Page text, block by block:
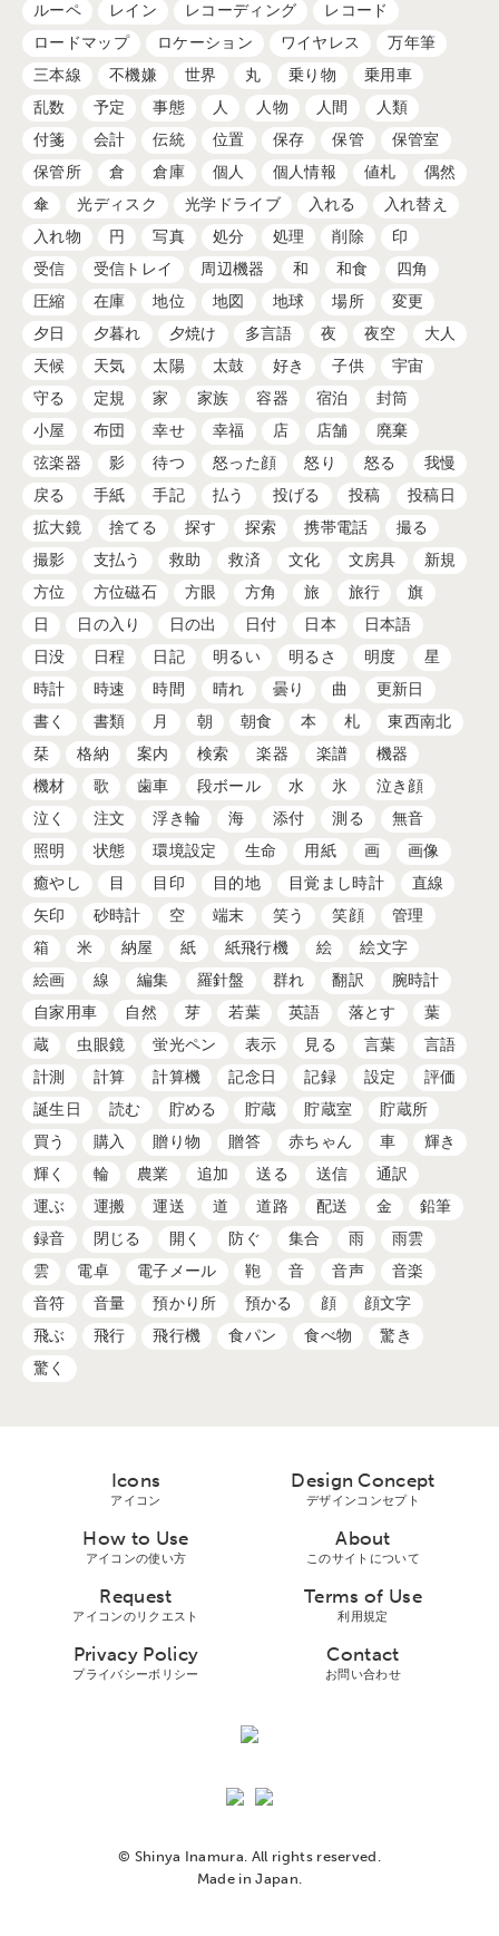
ルーペ
レイン レコーディング
レコード
ロードマップ
ロケーション ワイヤレス
万年筆
三本線
不機嫌 世界 丸 乗り物
乗用車
乱数
予定 事態 人 人物 人間
人類
付箋
会計 伝統 位置 保存 保管
保管室
保管所
倉 倉庫 個人 個人情報 値札
偶然
傘
光ディスク 光学ドライブ 入れる
入れ替え
入れ物
円 写真 処分 処理 削除
印
受信
受信トレイ 周辺機器 和 和食
四角
圧縮
在庫 地位 地図 地球 場所
変更
夕日
夕暮れ 夕焼け 多言語 夜 夜空
大人
天候
天気 太陽 太鼓 好き 子供
宇宙
守る
定規 家 家族 容器 宿泊
封筒
小屋
布団 幸せ 幸福 店 店舗
廃棄
弦楽器
影 待つ 怒った顔 怒り 怒る
我慢
戻る
手紙 手記 払う 投げる 投稿
投稿日
拡大鏡
捨てる 探す 探索 携帯電話
撮る
撮影
支払う 救助 救済 文化 文房具
新規
方位
方位磁石 方眼 方角 旅 旅行
旗
日
日の入り 日の出 日付 日本
日本語
日没
日程 日記 明るい 明るさ 明度
星
時計
時速 時間 晴れ 曇り 曲
更新日
書く
書類 月 朝 朝食 本 札
東西南北
栞
格納 案内 検索 楽器 楽譜
機器
機材
歌 歯車 段ボール 水 氷
泣き顔
泣く
注文 浮き輪 海 添付 測る
無音
照明
状態 環境設定 生命 用紙 画
画像
癒やし
目 目印 目的地 目覚まし時計
直線
矢印
砂時計 空 端末 笑う 笑顔
管理
箱
米 納屋 紙 紙飛行機 絵
絵文字
絵画
線 編集 羅針盤 群れ 翻訳
腕時計
自家用車
自然 芽 若葉 英語 落とす
葉
蔵
虫眼鏡 蛍光ペン 表示 見る 言葉
言語
計測
計算 計算機 記念日 記録 設定
評価
誕生日
読む 貯める 貯蔵 貯蔵室
貯蔵所
買う
購入 贈り物 贈答 赤ちゃん 車
輝き
輝く
輪 農業 追加 送る 送信
通訳
運ぶ
運搬 運送 道 道路 配送 金
鉛筆
録音
閉じる 開く 防ぐ 集合 雨
雨雲
雲
電卓 電子メール 鞄 音 音声
音楽
音符
音量 預かり所 預かる 顔
顔文字
飛ぶ
飛行 飛行機 食パン 食べ物
驚き
驚く
Icons
アイコン
Design Concept
デザインコンセプト
How to Use
アイコンの使い方
About
このサイトについて
Request
アイコンのリクエスト
Terms of Use
利用規定
Privacy Policy
プライバシーボリシー
Contact
お問い合わせ
© Shinya Inamura. All rights reserved.
Made in Japan.